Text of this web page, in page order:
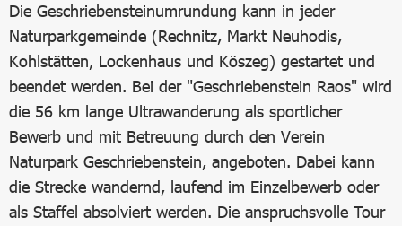
Die Geschriebensteinumrundung kann in jeder
Naturparkgemeinde (Rechnitz, Markt Neuhodis,
Kohlstätten, Lockenhaus und Köszeg) gestartet und
beendet werden. Bei der "Geschriebenstein Raos" wird
die 56 km lange Ultrawanderung als sportlicher
Bewerb und mit Betreuung durch den Verein
Naturpark Geschriebenstein, angeboten. Dabei kann
die Strecke wandernd, laufend im Einzelbewerb oder
als Staffel absolviert werden. Die anspruchsvolle Tour